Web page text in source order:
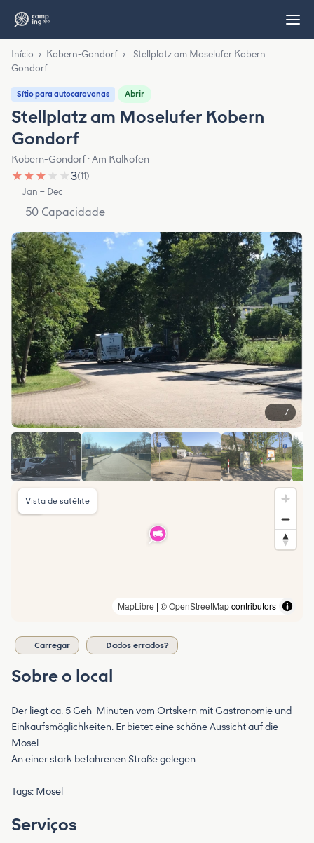
Início › Kobern-Gondorf ›
Stellplatz am Moselufer Kobern
Gondorf
Sítio para autocaravanas Abrir
Stellplatz am Moselufer Kobern
Gondorf
Kobern-Gondorf · Am Kalkofen
★ ★ ★ ★ ★3(11)
Jan – Dec
50 Capacidade
7
MapLibre | ©OpenStreetMapcontributors
Vista de satélite
Carregar Dados errados?
Sobre o local
Der liegt ca. 5 Geh-Minuten vom Ortskern mit Gastronomie und
Einkaufsmöglichkeiten. Er bietet eine schöne Aussicht auf die
Mosel.
An einer stark befahrenen Straße gelegen.
Tags: Mosel
Serviços